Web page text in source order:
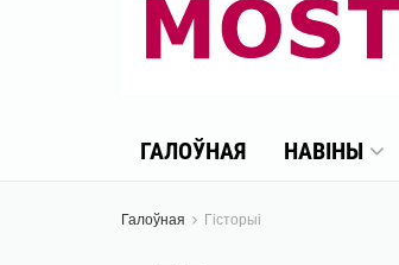
ГАЛОЎНАЯ НАВІНЫ
Галоўная Гісторыі